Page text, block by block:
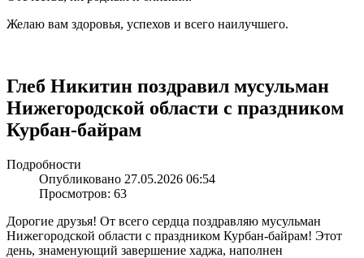
Желаю вам здоровья, успехов и всего наилучшего.
Глеб Никитин поздравил мусульман
Нижегородской области с праздником
Курбан-байрам
Подробности
Опубликовано 27.05.2026 06:54
Просмотров: 63
Дорогие друзья! От всего сердца поздравляю мусульман
Нижегородской области с праздником Курбан-байрам! Этот
день, знаменующий завершение хаджа, наполнен